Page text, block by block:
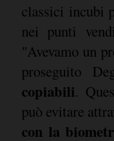
classici incubi
nei punti
"Avevamo un
proseguito
copiabili.
può evitare
con la